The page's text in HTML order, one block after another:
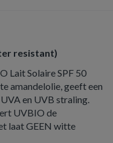
resistant)
Lait Solaire SPF 50
amandelolie, geeft een
en UVB straling.
UVBIO de
laat GEEN witte